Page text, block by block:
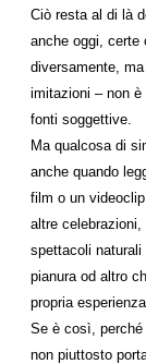
Ciò resta al di là
anche oggi, certe
diversamente,
imitazioni – non
fonti soggettive.
Ma qualcosa di
anche quando
film o un
altre
spettacoli
pianura od altro
propria
Se è così,
non piuttosto